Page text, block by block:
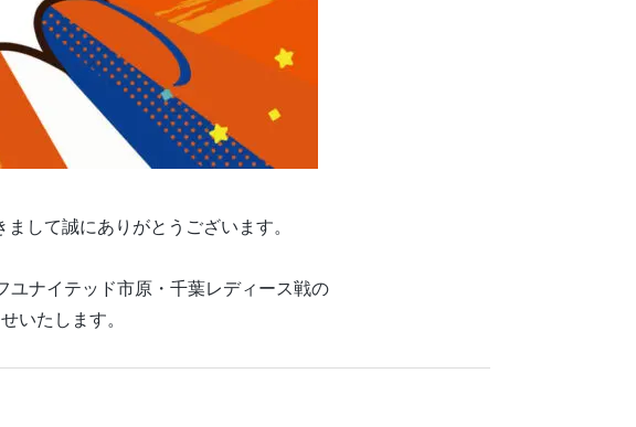
して誠にありがとうございます。
ユナイテッド市原・千葉レディース戦の
いたします。